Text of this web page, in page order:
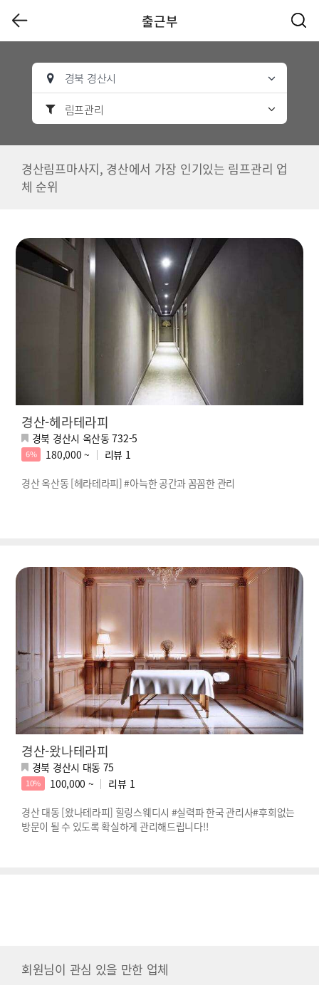
출근부
경북 경산시
림프관리
경산림프마사지, 경산에서 가장 인기있는 림프관리 업
체 순위
경산-헤라테라피
경북 경산시 옥산동 732-5
6% 180,000 ~ 리뷰 1
경산 옥산동 [헤라테라피] #아늑한 공간과 꼼꼼한 관리
경산-왔나테라피
경북 경산시 대동 75
10% 100,000 ~ 리뷰 1
경산 대동 [왔나테라피] 힐링스웨디시 #실력파 한국 관리사#후회없는
방문이 될 수 있도록 확실하게 관리해드립니다!!
회원님이 관심 있을 만한 업체